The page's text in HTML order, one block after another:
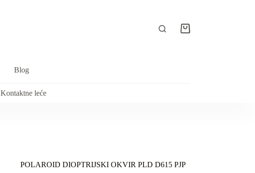
Košarica
Blog
Kontaktne leće
POLAROID DIOPTRIJSKI OKVIR PLD D615 PJP